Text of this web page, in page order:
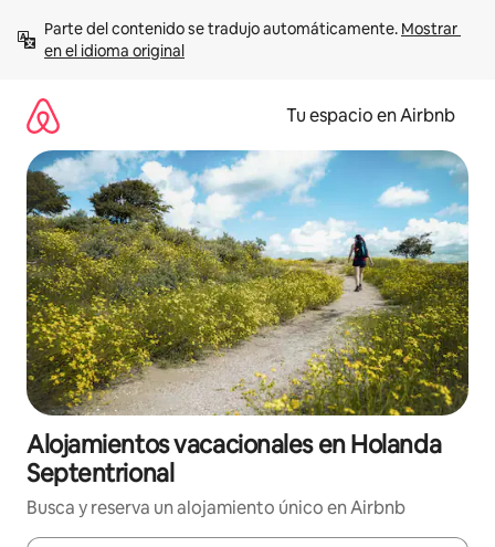
contenido
Parte del contenido se tradujo automáticamente. Mostrar
en el idioma original
Tu espacio en Airbnb
Alojamientos vacacionales en Holanda
Septentrional
Busca y reserva un alojamiento único en Airbnb